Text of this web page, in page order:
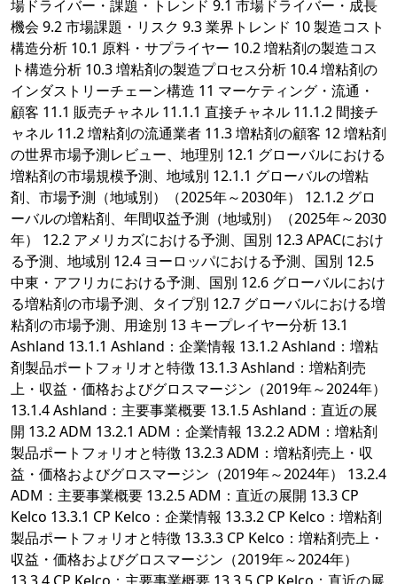
場ドライバー・課題・トレンド 9.1 市場ドライバー・成長
機会 9.2 市場課題・リスク 9.3 業界トレンド 10 製造コスト
構造分析 10.1 原料・サプライヤー 10.2 増粘剤の製造コス
ト構造分析 10.3 増粘剤の製造プロセス分析 10.4 増粘剤の
インダストリーチェーン構造 11 マーケティング・流通・
顧客 11.1 販売チャネル 11.1.1 直接チャネル 11.1.2 間接チ
ャネル 11.2 増粘剤の流通業者 11.3 増粘剤の顧客 12 増粘剤
の世界市場予測レビュー、地理別 12.1 グローバルにおける
増粘剤の市場規模予測、地域別 12.1.1 グローバルの増粘
剤、市場予測（地域別）（2025年～2030年） 12.1.2 グロ
ーバルの増粘剤、年間収益予測（地域別）（2025年～2030
年） 12.2 アメリカズにおける予測、国別 12.3 APACにおけ
る予測、地域別 12.4 ヨーロッパにおける予測、国別 12.5
中東・アフリカにおける予測、国別 12.6 グローバルにおけ
る増粘剤の市場予測、タイプ別 12.7 グローバルにおける増
粘剤の市場予測、用途別 13 キープレイヤー分析 13.1
Ashland 13.1.1 Ashland：企業情報 13.1.2 Ashland：増粘
剤製品ポートフォリオと特徴 13.1.3 Ashland：増粘剤売
上・収益・価格およびグロスマージン（2019年～2024年）
13.1.4 Ashland：主要事業概要 13.1.5 Ashland：直近の展
開 13.2 ADM 13.2.1 ADM：企業情報 13.2.2 ADM：増粘剤
製品ポートフォリオと特徴 13.2.3 ADM：増粘剤売上・収
益・価格およびグロスマージン（2019年～2024年） 13.2.4
ADM：主要事業概要 13.2.5 ADM：直近の展開 13.3 CP
Kelco 13.3.1 CP Kelco：企業情報 13.3.2 CP Kelco：増粘剤
製品ポートフォリオと特徴 13.3.3 CP Kelco：増粘剤売上・
収益・価格およびグロスマージン（2019年～2024年）